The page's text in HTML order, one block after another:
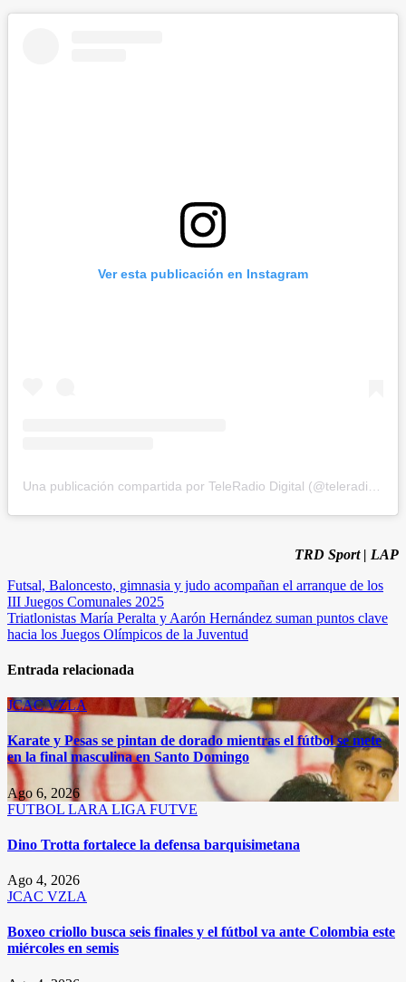
Ver esta publicación en Instagram
TRD Sport | LAP
Navegación
de
entradas
Futsal, Baloncesto, gimnasia y judo acompañan el arranque de los
III Juegos Comunales 2025
Triatlonistas María Peralta y Aarón Hernández suman puntos clave
hacia los Juegos Olímpicos de la Juventud
Entrada relacionada
JCACVZLA
Karate y Pesas se pintan de dorado mientras el fútbol se mete
en la final masculina en Santo Domingo
Ago 6, 2026
FUTBOL LARA LIGA FUTVE
Dino Trotta fortalece la defensa barquisimetana
Ago 4, 2026
JCAC VZLA
Boxeo criollo busca seis finales y el fútbol va ante Colombia este
miércoles en semis